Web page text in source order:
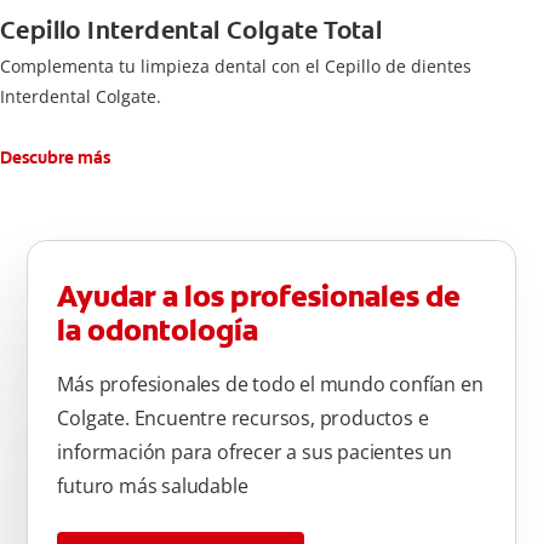
Cepillo Interdental Colgate Total
Complementa tu limpieza dental con el Cepillo de dientes
Interdental Colgate.
Descubre más
Ayudar a los profesionales de
la odontología
Más profesionales de todo el mundo confían en
Colgate. Encuentre recursos, productos e
información para ofrecer a sus pacientes un
futuro más saludable